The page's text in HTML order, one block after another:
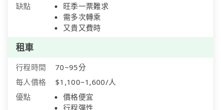
缺點
旺季一票難求
需多次轉乘
又貴又費時
租車
行程時間
70~95分
每人價格
$1,100~1,600/人
優點
價格便宜
行程彈性